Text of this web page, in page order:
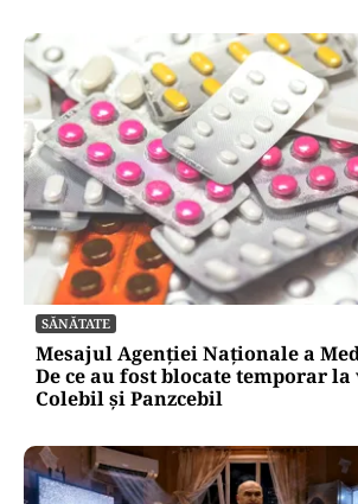
SĂNĂTATE
Mesajul Agenției Naționale a
De ce au fost blocate temporar la
Colebil și Panzcebil